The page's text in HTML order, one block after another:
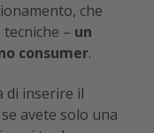
che
– un
consumer.
di inserire il
avete solo una